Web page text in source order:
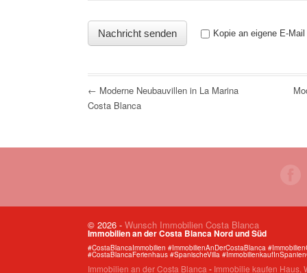
Kopie an eigene E-Mail
← Moderne Neubauvillen in La Marina
Costa Blanca
© 2026 - Wunsch Immobilien Costa Blanca
Immobilien an der Costa Blanca Nord und Süd
#CostaBlancaImmobilien #ImmobilienAnDerCostaBlanca
#CostaBlancaFerienhaus #SpanischeVilla
Immobilien an der Costa Blanca- Immobilie kaufen Haus,